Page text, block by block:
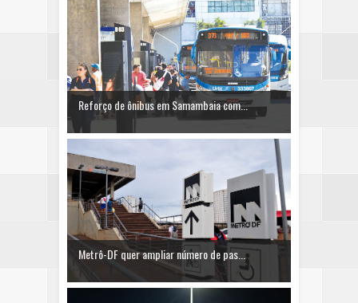
Reforço de ônibus em Samambaia com...
Metrô-DF quer ampliar número de pas...